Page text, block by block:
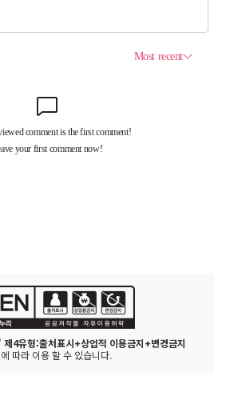
제4유형:출처표시+상업적 이용금지+변경금지
따라 이용 할 수 있습니다.